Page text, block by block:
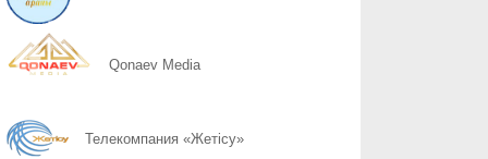
07.08
07.08 Курултай-2026: партии вернулись в регионы после дебатов
Qonaev Media
Телекомпания «Жетісу»